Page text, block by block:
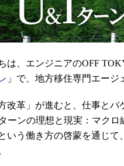
は、エンジニアのOFF
」で、地方移住専門エージ
改革」が進むと、仕事とバ
ーンの理想と現実：マク
いう働き方の啓蒙を通じ